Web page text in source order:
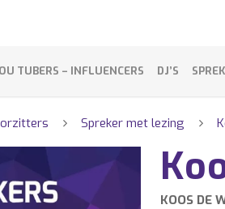
TUBERS – INFLUENCERS DJ’S
Spreker met lezing
KOOS DE